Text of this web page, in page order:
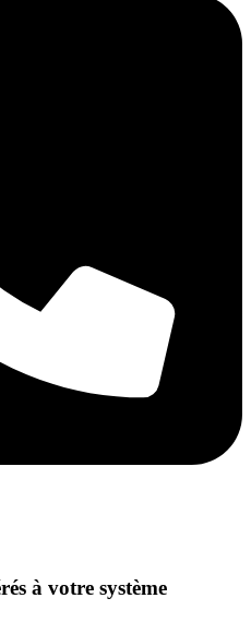
à votre système